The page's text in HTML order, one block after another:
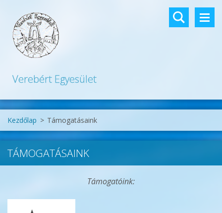
Verebért Egyesület
Kezdőlap > Támogatásaink
TÁMOGATÁSAINK
Támogatóink: